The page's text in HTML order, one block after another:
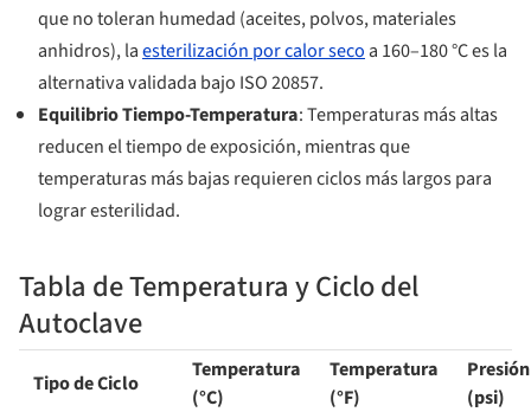
que no toleran humedad (aceites, polvos, materiales
anhidros), laesterilización por calor seco a 160–180 °C es la
alternativa validada bajo ISO 20857.
Equilibrio Tiempo-Temperatura: Temperaturas más altas
reducen el tiempo de exposición, mientras que
temperaturas más bajas requieren ciclos más largos para
lograr esterilidad.
Tabla de Temperatura y Ciclo del
Autoclave
Tipo de Ciclo
Temperatura
(°C)
Temperatura
(°F)
Presión
(psi)